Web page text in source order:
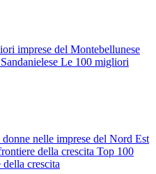
imprese del Montebellunese
Le 100 migliori
nelle imprese del Nord Est
della crescita Top 100
crescita